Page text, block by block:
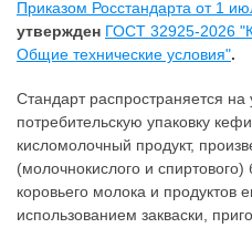
Приказом Росстандарта от 1
утвержден ГОСТ 32925-2026
Общие технические условия".
Стандарт распространяется на
потребительскую упаковку
кисломолочный продукт,
(молочнокислого и
коровьего молока и продуктов
использованием закваски,